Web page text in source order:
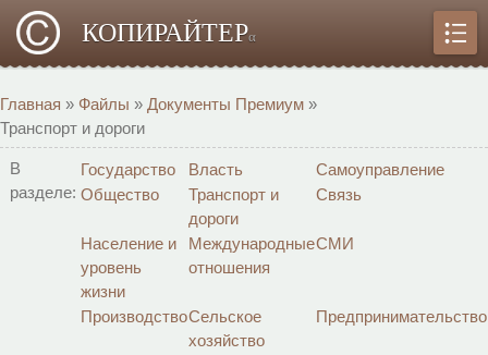
КОПИРАЙТЕРα
Главная » Файлы » Документы Премиум »
Транспорт и дороги
В
разделе:
Государство Власть
Самоуправление
Общество
Транспорт и
дороги
Связь
Население и
уровень
жизни
Международные
отношения
СМИ
ПроизводствоСельское
хозяйство
Предпринимательство